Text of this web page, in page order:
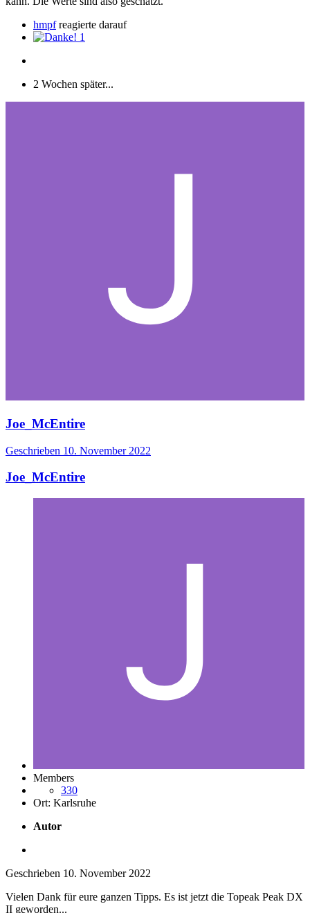
hmpfreagierte darauf
1
2 Wochen später...
Joe_McEntire
Geschrieben 10. November 2022
Joe_McEntire
Members
330
Ort: Karlsruhe
Autor
Geschrieben 10. November 2022
Vielen Dank für eure ganzen Tipps. Es ist jetzt die Topeak Peak DX
II geworden...